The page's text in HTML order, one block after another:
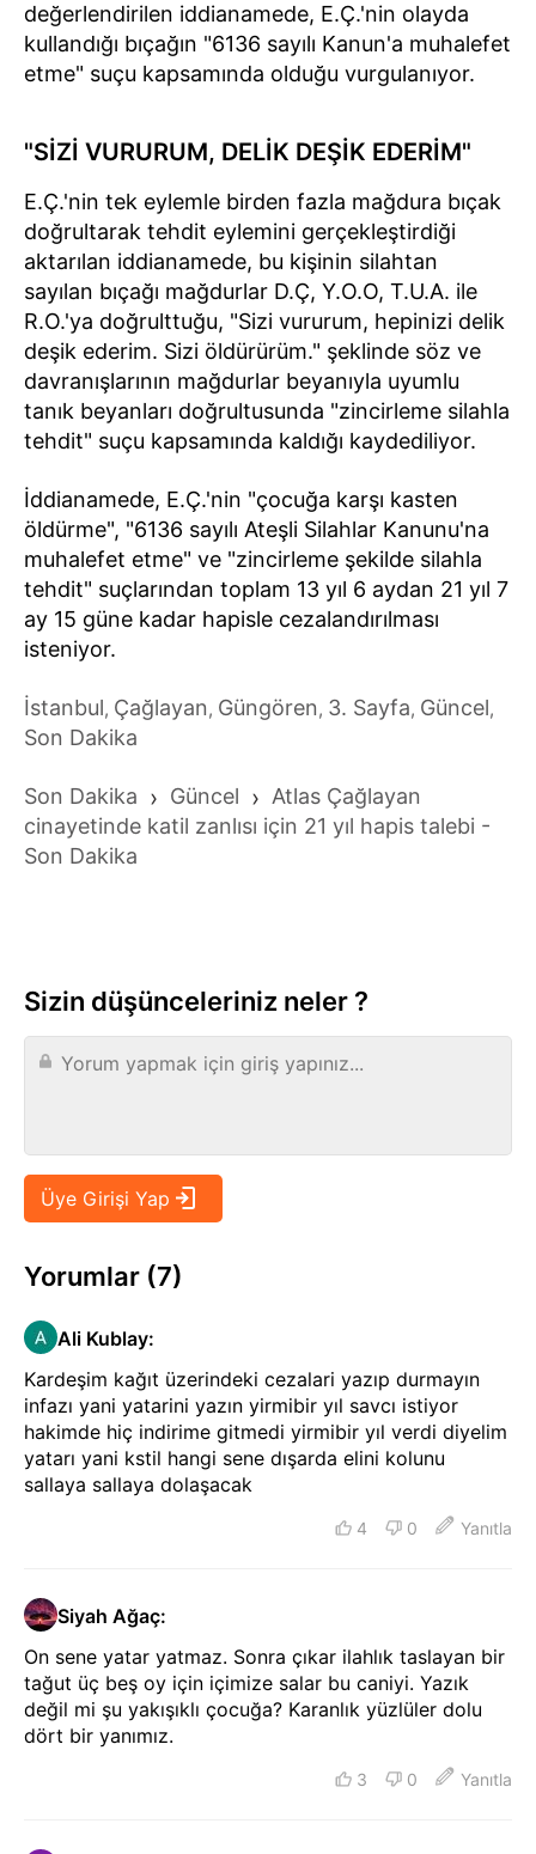
değerlendirilen iddianamede, E.Ç.'nin olayda
kullandığı bıçağın "6136 sayılı Kanun'a muhalefet
etme" suçu kapsamında olduğu vurgulanıyor.
"SİZİ VURURUM, DELİK DEŞİK EDERİM"
E.Ç.'nin tek eylemle birden fazla mağdura bıçak
doğrultarak tehdit eylemini gerçekleştirdiği
aktarılan iddianamede, bu kişinin silahtan
sayılan bıçağı mağdurlar D.Ç, Y.O.O, T.U.A. ile
R.O.'ya doğrulttuğu, "Sizi vururum, hepinizi delik
deşik ederim. Sizi öldürürüm." şeklinde söz ve
davranışlarının mağdurlar beyanıyla uyumlu
tanık beyanları doğrultusunda "zincirleme silahla
tehdit" suçu kapsamında kaldığı kaydediliyor.
İddianamede, E.Ç.'nin "çocuğa karşı kasten
öldürme", "6136 sayılı Ateşli Silahlar Kanunu'na
muhalefet etme" ve "zincirleme şekilde silahla
tehdit" suçlarından toplam 13 yıl 6 aydan 21 yıl 7
ay 15 güne kadar hapisle cezalandırılması
isteniyor.
İstanbul, Çağlayan, Güngören, 3. Sayfa, Güncel,
Son Dakika
Son Dakika › Güncel › Atlas Çağlayan
cinayetinde katil zanlısı için 21 yıl hapis talebi -
Son Dakika
Sizin düşünceleriniz neler ?
Yorumlar (7)
Ali Kublay:
Kardeşim kağıt üzerindeki cezalari yazıp durmayın
infazı yani yatarini yazın yirmibir yıl savcı istiyor
hakimde hiç indirime gitmedi yirmibir yıl verdi diyelim
yatarı yani kstil hangi sene dışarda elini kolunu
sallaya sallaya dolaşacak
4 0 Yanıtla
Siyah Ağaç:
On sene yatar yatmaz. Sonra çıkar ilahlık taslayan bir
tağut üç beş oy için içimize salar bu caniyi. Yazık
değil mi şu yakışıklı çocuğa? Karanlık yüzlüler dolu
dört bir yanımız.
3 0 Yanıtla